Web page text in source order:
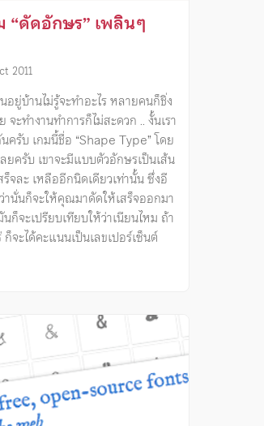
“ดัดอักษร” เพลินๆ
2011
ยู่บ้านไม่รู้จะทำอะไร หลายคนก็ชิ่ง
ะทำงานทำการก็ไม่สะดวก .. งั้นเรา
ครับ เกมนี้ชื่อ “Shape Type” โดย
ยครับ เขาจะมีแบบตัวอักษรเป็นเส้น
ร็จละ เหลืออีกนิดเดียวเท่านั้น ซึ่งอี
านั่นก็จะให้คุณมาดัดให้เสร็จออกมา
ก็จะเปรียบเทียบให้ว่าเนียนไหม ถ้า
จะได้คะแนนเป็นเลขเปอร์เซ็นต์